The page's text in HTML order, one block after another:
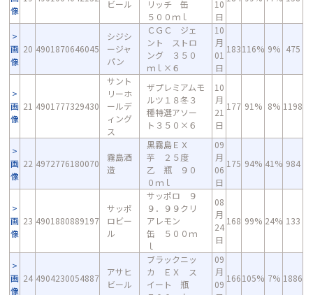
像
ビール
リッチ 缶
５００ｍｌ
10
日
画
像
20 4901870646045
シジシ
ージャ
パン
ＣＧＣ ジェ
ント ストロ
ング ３５０
ｍｌ×６
10
月
01
日
183116% 9% 475
画
像
21 4901777329430
サント
リーホ
ールデ
ィング
ス
ザプレミアムモ
ルツ１８冬３
種特選アソー
ト３５０×６
10
月
21
日
177 91% 8% 1198
画
像
22 4972776180070
霧島酒
造
黒霧島ＥＸ
芋 ２５度
乙 瓶 ９０
０ｍｌ
09
月
06
日
175 94% 41% 984
画
像
23 4901880889197
サッポ
ロビー
ル
サッポロ ９
９．９９クリ
アレモン
缶 ５００ｍ
ｌ
08
月
24
日
168 99% 24% 133
画
像
24 4904230054887
アサヒ
ビール
ブラックニッ
カ ＥＸ ス
イート 瓶
09
月
09
166105% 7% 1886